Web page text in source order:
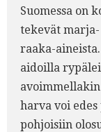
Suomessa on
tekevät
raaka-
aidoilla
harva voi edes
pohjoisiin